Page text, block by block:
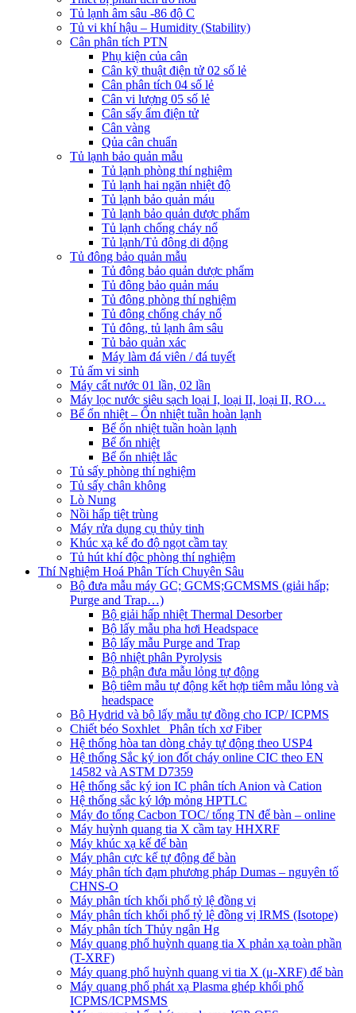
Tủ lạnh âm sâu -86 độ C
Tủ vi khí hậu – Humidity (Stability)
Cân phân tích PTN
Phụ kiện của cân
Cân kỹ thuật điện tử 02 số lẻ
Cân phân tích 04 số lẻ
Cân vi lượng 05 số lẻ
Cân sấy ẩm điện tử
Cân vàng
Qủa cân chuẩn
Tủ lạnh bảo quản mẫu
Tủ lạnh phòng thí nghiệm
Tủ lạnh hai ngăn nhiệt độ
Tủ lạnh bảo quản máu
Tủ lạnh bảo quản dược phẩm
Tủ lạnh chống cháy nổ
Tủ lạnh/Tủ đông di động
Tủ đông bảo quản mẫu
Tủ đông bảo quản dược phẩm
Tủ đông bảo quản máu
Tủ đông phòng thí nghiệm
Tủ đông chống cháy nổ
Tủ đông, tủ lạnh âm sâu
Tủ bảo quản xác
Máy làm đá viên / đá tuyết
Tủ ấm vi sinh
Máy cất nước 01 lần, 02 lần
Máy lọc nước siêu sạch loại I, loại II, loại II, RO…
Bể ổn nhiệt – Ổn nhiệt tuần hoàn lạnh
Bể ổn nhiệt tuần hoàn lạnh
Bể ổn nhiệt
Bể ổn nhiệt lắc
Tủ sấy phòng thí nghiệm
Tủ sấy chân không
Lò Nung
Nồi hấp tiệt trùng
Máy rửa dụng cụ thủy tinh
Khúc xạ kế đo độ ngọt cầm tay
Tủ hút khí độc phòng thí nghiệm
Thí Nghiệm Hoá Phân Tích Chuyên Sâu
Bộ đưa mẫu máy GC; GCMS;GCMSMS (giải hấp;
Purge and Trap…)
Bộ giải hấp nhiệt Thermal Desorber
Bộ lấy mẫu pha hơi Headspace
Bộ lấy mẫu Purge and Trap
Bộ nhiệt phân Pyrolysis
Bộ phận đưa mẫu lỏng tự động
Bộ tiêm mẫu tự động kết hợp tiêm mẫu lỏng và
headspace
Bộ Hydrid và bộ lấy mẫu tự đồng cho ICP/ ICPMS
Chiết béo Soxhlet_ Phân tích xơ Fiber
Hệ thống hòa tan dòng chảy tự động theo USP4
Hệ thống Sắc ký ion đốt cháy online CIC theo EN
14582 và ASTM D7359
Hệ thống sắc ký ion IC phân tích Anion và Cation
Hệ thống sắc ký lớp mỏng HPTLC
Máy đo tổng Cacbon TOC/ tổng TN để bàn – online
Máy huỳnh quang tia X cầm tay HHXRF
Máy khúc xạ kế để bàn
Máy phân cực kế tự động để bàn
Máy phân tích đạm phương pháp Dumas – nguyên tố
CHNS-O
Máy phân tích khối phổ tỷ lệ đồng vị
Máy phân tích khối phổ tỷ lệ đồng vị IRMS (Isotope)
Máy phân tích Thủy ngân Hg
Máy quang phổ huỳnh quang tia X phản xạ toàn phần
(T-XRF)
Máy quang phổ huỳnh quang vi tia X (μ-XRF) để bàn
Máy quang phổ phát xạ Plasma ghép khối phổ
ICPMS/ICPMSMS